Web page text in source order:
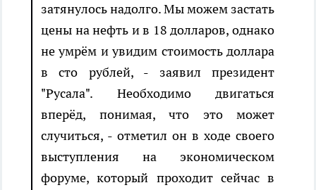
затянулось надолго. Мы можем застать
цены на нефть и в 18 долларов, однако
не умрём и увидим стоимость доллара
в сто рублей, - заявил президент
"Русала". Необходимо двигаться
вперёд, понимая, что это может
случиться, - отметил он в ходе своего
выступления на экономическом
форуме, который проходит сейчас в